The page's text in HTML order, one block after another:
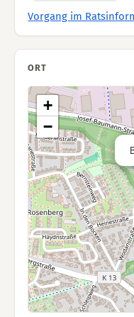
Vorgang im
ORT
+
−